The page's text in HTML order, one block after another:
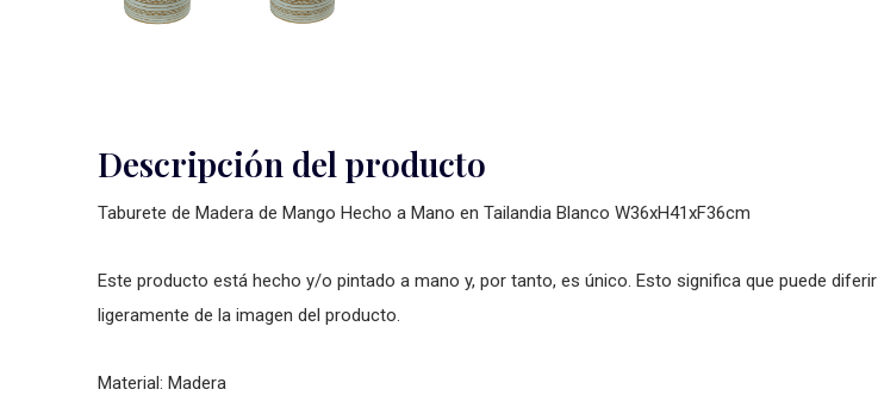
Descripción del producto
Taburete de Madera de Mango Hecho a Mano en Tailandia Blanco W36xH41xF36cm
Este producto está hecho y/o pintado a mano y, por tanto, es único. Esto significa que puede diferir
ligeramente de la imagen del producto.
Material: Madera